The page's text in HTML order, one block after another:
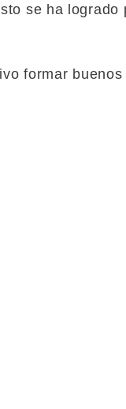
se ha logrado
formar